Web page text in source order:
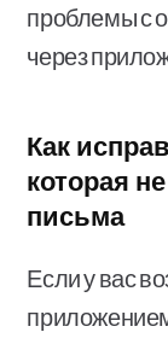
проблемы с
через
Как
которая
письма
Если у вас